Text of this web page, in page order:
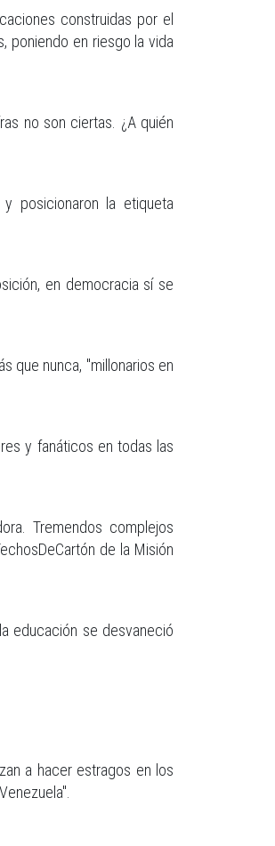
construidas por el
poniendo en riesgo la vida
no son ciertas. ¿A quién
posicionaron la etiqueta
en democracia sí se
que nunca, "millonarios en
y fanáticos en todas las
Tremendos complejos
de la Misión
educación se desvaneció
a hacer estragos en los